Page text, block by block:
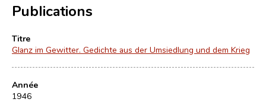
Publications
Titre
Glanz im Gewitter. Gedichte aus der Umsiedlung und dem Krieg
Année
1946